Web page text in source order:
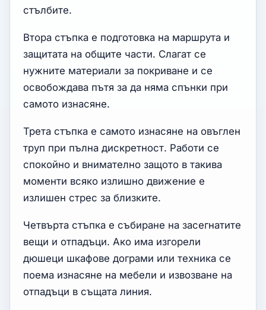
стълбите.
Втора стъпка е подготовка на маршрута и
защитата на общите части. Слагат се
нужните материали за покриване и се
освобождава пътя за да няма спънки при
самото изнасяне.
Трета стъпка е самото изнасяне на овъглен
труп при пълна дискретност. Работи се
спокойно и внимателно защото в такива
моменти всяко излишно движение е
излишен стрес за близките.
Четвърта стъпка е събиране на засегнатите
вещи и отпадъци. Ако има изгорели
дюшеци шкафове дограми или техника се
поема изнасяне на мебели и извозване на
отпадъци в същата линия.